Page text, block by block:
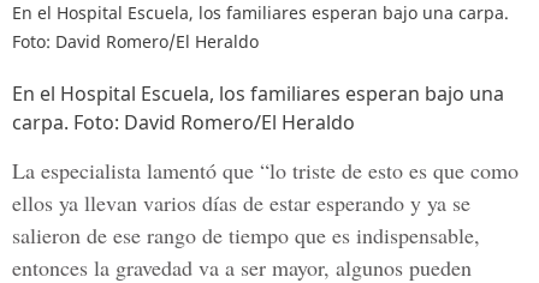
En el Hospital Escuela, los familiares esperan bajo una carpa.
Foto: David Romero/El Heraldo
En el Hospital Escuela, los familiares esperan bajo una
carpa. Foto: David Romero/El Heraldo
La especialista lamentó que “lo triste de esto es que como
ellos ya llevan varios días de estar esperando y ya se
salieron de ese rango de tiempo que es indispensable,
entonces la gravedad va a ser mayor, algunos pueden